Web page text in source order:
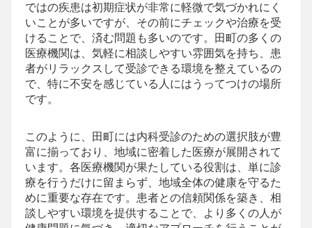
ではの疾患は初期症状が非常に軽微で気づかれにく
いことが多いですが、その前にチェックや治療を受
けることで、済む問題も多いのです。田町の多くの
医療機関は、気軽に相談しやすい雰囲気を持ち、患
者がリラックスして受診できる環境を整えているの
で、特に不安を感じている人にはうってつけの場所
です。
このように、田町には内科受診のための選択肢が豊
富に揃っており、地域に密着した医療が展開されて
います。各医療機関が果たしている役割は、単に診
療を行うだけに留まらず、地域全体の健康を守るた
めに重要な存在です。患者との信頼関係を築き、相
談しやすい環境を提供することで、より多くの人が